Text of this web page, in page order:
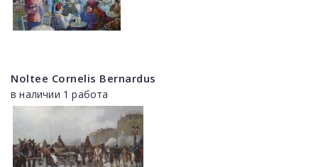
Noltee Cornelis Bernardus
в наличии 1 работа